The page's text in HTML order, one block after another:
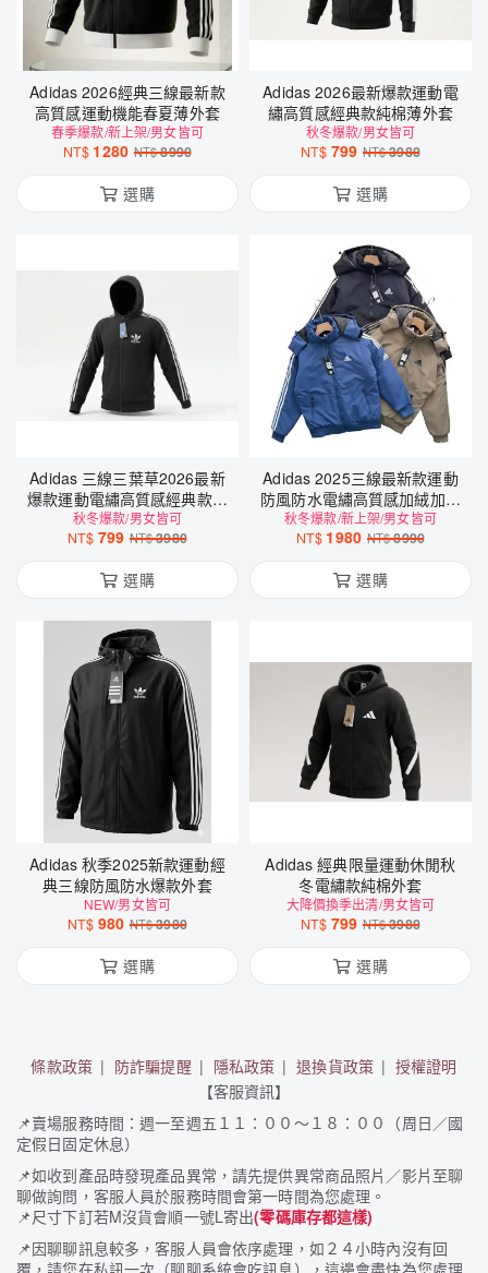
Adidas 2026經典三線最新款
高質感運動機能春夏薄外套
春季爆款/新上架/男女皆可
NT$ 1280 NT$8990
選購
Adidas 2026最新爆款運動電
繡高質感經典款純棉薄外套
秋冬爆款/男女皆可
NT$ 799 NT$3980
選購
Adidas 三線三葉草2026最新
爆款運動電繡高質感經典款內
純棉薄外套
秋冬爆款/男女皆可
NT$ 799 NT$3980
選購
Adidas 2025三線最新款運動
防風防水電繡高質感加絨加厚
羽絨外套
秋冬爆款/新上架/男女皆可
NT$ 1980 NT$8990
選購
Adidas 秋季2025新款運動經
典三線防風防水爆款外套
NEW/男女皆可
NT$ 980 NT$3980
選購
Adidas 經典限量運動休閒秋
冬電繡款純棉外套
大降價換季出清/男女皆可
NT$ 799 NT$3980
選購
條款政策 防詐騙提醒 隱私政策 退換貨政策
授權證明
【客服資訊】
📌賣場服務時間：週一至週五１１：００～１８：００（周日／國
定假日固定休息）
📌如收到產品時發現產品異常，請先提供異常商品照片／影片至聊
聊做詢問，客服人員於服務時間會第一時間為您處理。
📌尺寸下訂若M沒貨會順一號L寄出(零碼庫存都這樣)
📌因聊聊訊息較多，客服人員會依序處理，如２４小時內沒有回
覆，請您在私訊一次（聊聊系統會吃訊息），這邊會盡快為您處理